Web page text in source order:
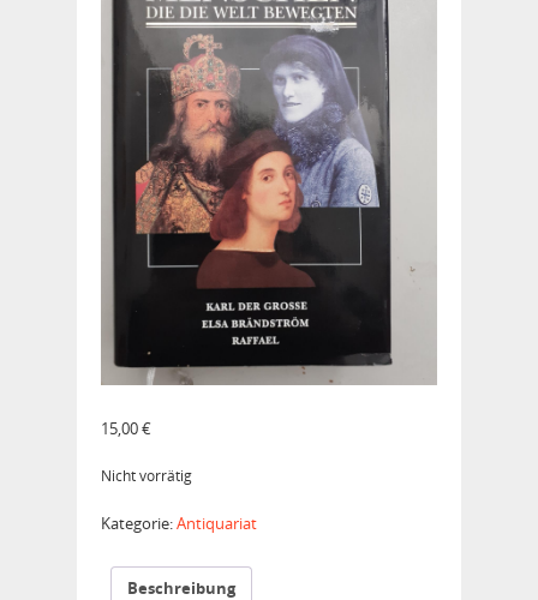
15,00€
Nicht vorrätig
Kategorie:Antiquariat
Beschreibung